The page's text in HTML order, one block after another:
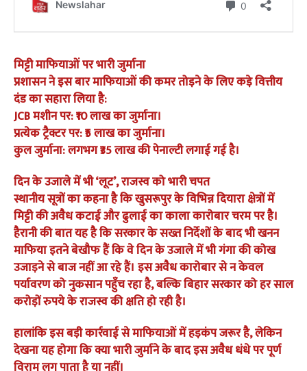
मिट्टी ​माफियाओं पर भारी जुर्माना
​प्रशासन ने इस बार माफियाओं की कमर तोड़ने के लिए कड़े वित्तीय
दंड का सहारा लिया है:
​JCB मशीन पर: ₹10 लाख का जुर्माना।
​प्रत्येक ट्रैक्टर पर: ₹5 लाख का जुर्माना।
​कुल जुर्माना: लगभग ₹35 लाख की पेनाल्टी लगाई गई है।
​दिन के उजाले में भी ‘लूट’, राजस्व को भारी चपत
​स्थानीय सूत्रों का कहना है कि खुसरूपुर के विभिन्न दियारा क्षेत्रों में
मिट्टी की अवैध कटाई और ढुलाई का काला कारोबार चरम पर है।
हैरानी की बात यह है कि सरकार के सख्त निर्देशों के बाद भी खनन
माफिया इतने बेखौफ हैं कि वे दिन के उजाले में भी गंगा की कोख
उजाड़ने से बाज नहीं आ रहे हैं। इस अवैध कारोबार से न केवल
पर्यावरण को नुकसान पहुँच रहा है, बल्कि बिहार सरकार को हर साल
करोड़ों रुपये के राजस्व की क्षति हो रही है।
​हालांकि इस बड़ी कार्रवाई से माफियाओं में हड़कंप जरूर है, लेकिन
देखना यह होगा कि क्या भारी जुर्माने के बाद इस अवैध धंधे पर पूर्ण